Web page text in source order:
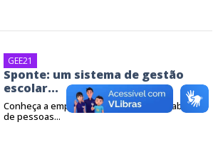
GEE21
Sponte: um sistema de gestão
escolar...
Conheça a empresa que conta com o trabalho
de pessoas...